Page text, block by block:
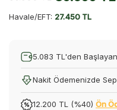
Havale/EFT: 27.450 TL
5.083 TL'den Başlayan
Nakit Ödemenizde
12.200 TL (%40) Ön